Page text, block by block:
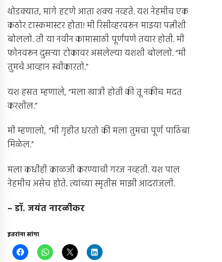
थोडक्यात, मागे हटणे आता शक्य नव्हते. यश नेहमीच एक
कठोर टास्कमास्टर होता! मी रिसीव्हरवरून माझ्या पत्नीशी
बोललो. ती या नवीन कामासाठी पूर्णपणे तयार होती. मी
फोनवरून दुसर्‍या टोकावर असलेल्या यशशी बोललो. “मी
तुमचे आव्हान स्वीकारतो.”
यश हसत म्हणाले, “मला खात्री होती की तू नकीच मदत
करशील.”
मी म्हणालो, “मी गृहीत धरतो की मला तुमचा पूर्ण पाठिंबा
मिळेल.”
मला कधीही काळजी करण्याची गरज नव्हती. यश पाल
नेहमीच असेच होते. त्यांच्या स्मृतीस माझी आदरांजली.
– डॉ. जयंत नारळीकर
इतरांना सांगा